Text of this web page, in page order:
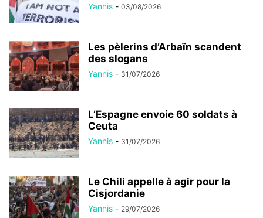
Yannis - 03/08/2026
Les pèlerins d’Arbaïn scandent
des slogans
Yannis - 31/07/2026
L’Espagne envoie 60 soldats à
Ceuta
Yannis - 31/07/2026
Le Chili appelle à agir pour la
Cisjordanie
Yannis - 29/07/2026